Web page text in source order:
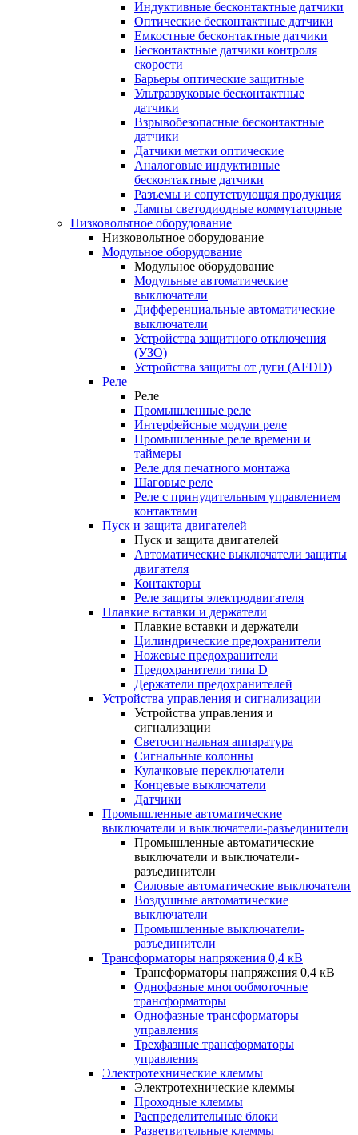
Индуктивные бесконтактные датчики
Оптические бесконтактные датчики
Емкостные бесконтактные датчики
Бесконтактные датчики контроля
скорости
Барьеры оптические защитные
Ультразвуковые бесконтактные
датчики
Взрывобезопасные бесконтактные
датчики
Датчики метки оптические
Аналоговые индуктивные
бесконтактные датчики
Разъемы и сопутствующая продукция
Лампы светодиодные коммутаторные
Низковольтное оборудование
Низковольтное оборудование
Модульное оборудование
Модульное оборудование
Модульные автоматические
выключатели
Дифференциальные автоматические
выключатели
Устройства защитного отключения
(УЗО)
Устройства защиты от дуги (AFDD)
Реле
Реле
Промышленные реле
Интерфейсные модули реле
Промышленные реле времени и
таймеры
Реле для печатного монтажа
Шаговые реле
Реле с принудительным управлением
контактами
Пуск и защита двигателей
Пуск и защита двигателей
Автоматические выключатели защиты
двигателя
Контакторы
Реле защиты электродвигателя
Плавкие вставки и держатели
Плавкие вставки и держатели
Цилиндрические предохранители
Ножевые предохранители
Предохранители типа D
Держатели предохранителей
Устройства управления и сигнализации
Устройства управления и
сигнализации
Светосигнальная аппаратура
Сигнальные колонны
Кулачковые переключатели
Концевые выключатели
Датчики
Промышленные автоматические
выключатели и выключатели-разъединители
Промышленные автоматические
выключатели и выключатели-
разъединители
Силовые автоматические выключатели
Воздушные автоматические
выключатели
Промышленные выключатели-
разъединители
Трансформаторы напряжения 0,4 кВ
Трансформаторы напряжения 0,4 кВ
Однофазные многообмоточные
трансформаторы
Однофазные трансформаторы
управления
Трехфазные трансформаторы
управления
Электротехнические клеммы
Электротехнические клеммы
Проходные клеммы
Распределительные блоки
Разветвительные клеммы